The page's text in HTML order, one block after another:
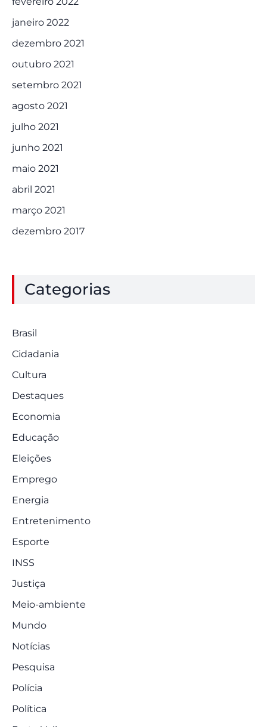
janeiro 2022
dezembro 2021
outubro 2021
setembro 2021
agosto 2021
julho 2021
junho 2021
maio 2021
abril 2021
março 2021
dezembro 2017
Categorias
Brasil
Cidadania
Cultura
Destaques
Economia
Educação
Eleições
Emprego
Energia
Entretenimento
Esporte
INSS
Justiça
Meio-ambiente
Mundo
Notícias
Pesquisa
Polícia
Política